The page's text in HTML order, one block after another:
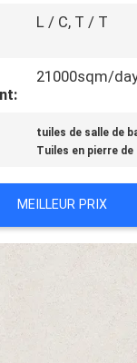
L / C, T / T
21000sqm/
tuiles de salle de
Tuiles en pierre de
MEILLEUR PRIX